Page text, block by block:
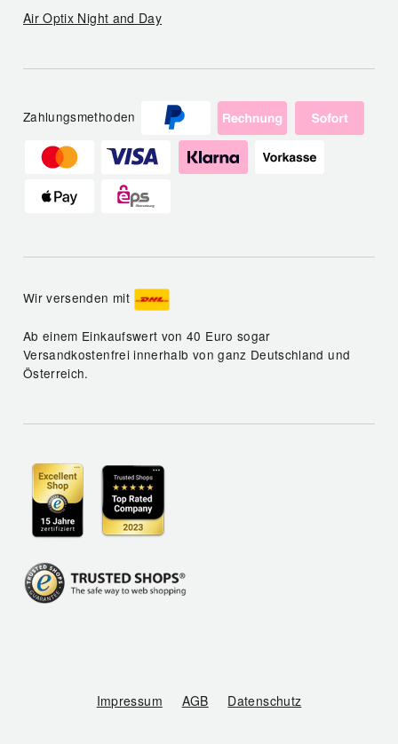
Air Optix Night and Day
Zahlungsmethoden
Wir versenden mit
Ab einem Einkaufswert von 40 Euro sogar
Versandkostenfrei innerhalb von ganz Deutschland und
Österreich.
Impressum AGB Datenschutz